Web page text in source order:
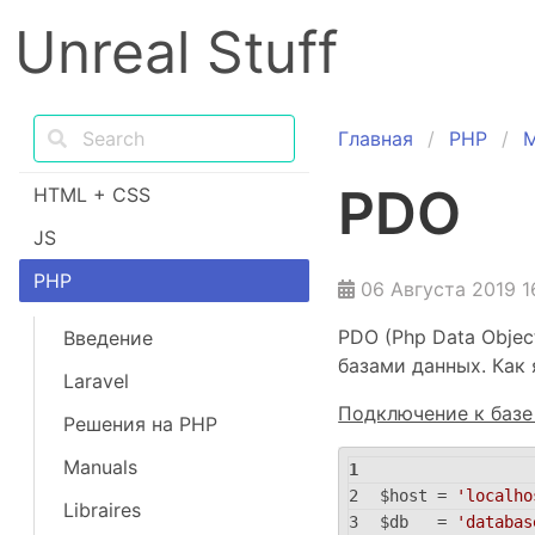
Unreal Stuff
HTML + CSS
JS
PHP
Введение
Laravel
Решения на PHP
Manuals
Libraires
Главная PHP
PDO
06 Августа 2019
PDO (Php Data
базами данных. Как
Подключение к
$host =
$db   =